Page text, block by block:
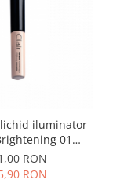
iluminator
01
- 6ml
RON
RON